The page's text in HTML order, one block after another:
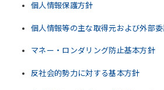
個人情報保護方針
個人情報等の主な取得元および外部
マネー・ロンダリング防止基本方針
反社会的勢力に対する基本方針